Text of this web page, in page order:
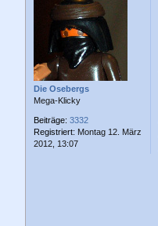
Die Osebergs
Mega-Klicky
Beiträge: 3332
Registriert: Montag 12. März
2012, 13:07